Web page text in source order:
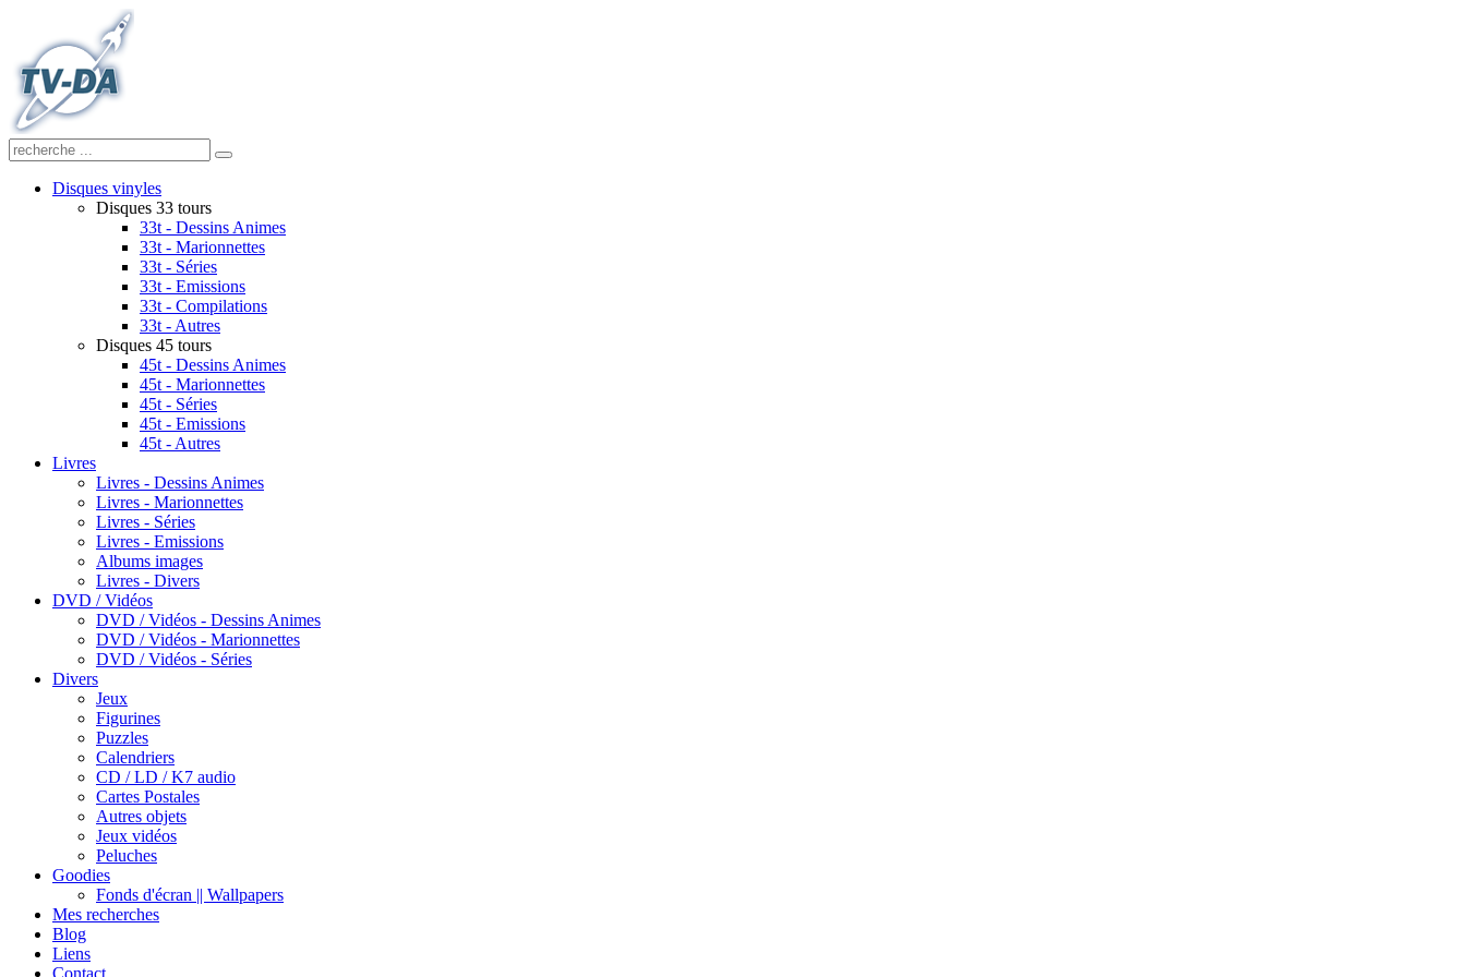
Disques vinyles
Disques 33 tours
33t - Dessins Animes
33t - Marionnettes
33t - Séries
33t - Emissions
33t - Compilations
33t - Autres
Disques 45 tours
45t - Dessins Animes
45t - Marionnettes
45t - Séries
45t - Emissions
45t - Autres
Livres
Livres - Dessins Animes
Livres - Marionnettes
Livres - Séries
Livres - Emissions
Albums images
Livres - Divers
DVD / Vidéos
DVD / Vidéos - Dessins Animes
DVD / Vidéos - Marionnettes
DVD / Vidéos - Séries
Divers
Jeux
Figurines
Puzzles
Calendriers
CD / LD / K7 audio
Cartes Postales
Autres objets
Jeux vidéos
Peluches
Goodies
Fonds d'écran || Wallpapers
Mes recherches
Blog
Liens
Contact